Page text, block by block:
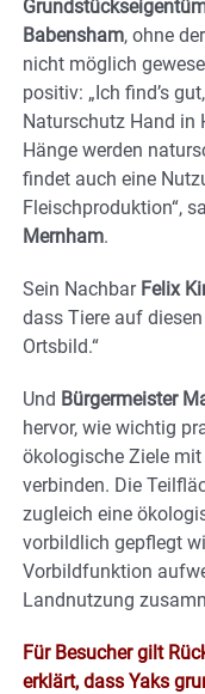
Babensham, ohne
nicht möglich
positiv: „Ich find’s
Naturschutz Hand in
Hänge werden
findet auch eine
Fleischproduktion“,
Mernham.
Sein NachbarFelix
dass Tiere auf
Ortsbild.“
Und Bürgermeister
hervor, wie wichtig
ökologische Ziele
verbinden. Die
zugleich eine
vorbildlich gepflegt
Vorbildfunktion
Landnutzung
Für Besucher gilt
erklärt, dass Yaks